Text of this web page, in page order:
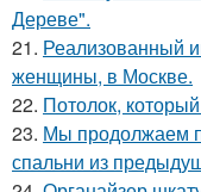
Дереве".
21. Реализованный
женщины, в Москве.
22. Потолок,
23. Мы продолжаем
спальни из